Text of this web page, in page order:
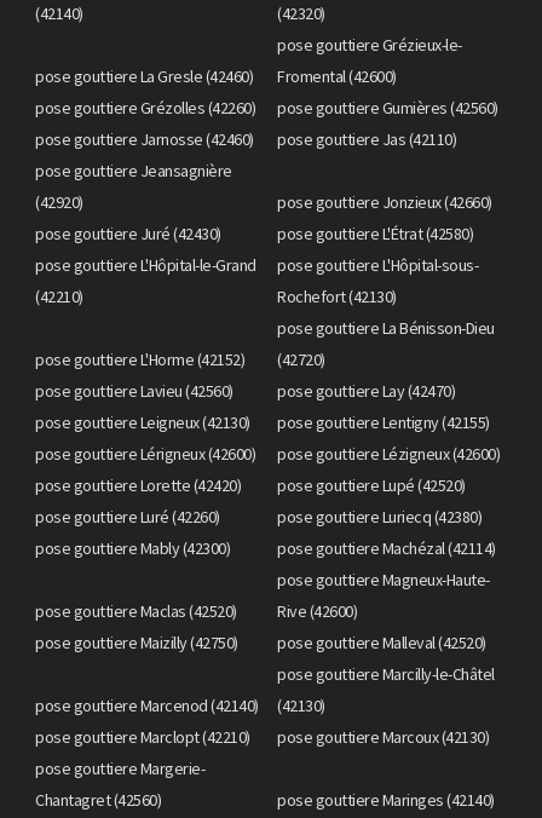
(42140)
(42320)
pose gouttiere La Gresle (42460)
pose gouttiere Grézieux-le-
Fromental (42600)
pose gouttiere Grézolles (42260)
pose gouttiere Gumières (42560)
pose gouttiere Jarnosse (42460)
pose gouttiere Jas (42110)
pose gouttiere Jeansagnière
(42920)
pose gouttiere Jonzieux (42660)
pose gouttiere Juré (42430)
pose gouttiere L'Étrat (42580)
pose gouttiere L'Hôpital-le-Grand
(42210)
pose gouttiere L'Hôpital-sous-
Rochefort (42130)
pose gouttiere L'Horme (42152)
pose gouttiere La Bénisson-Dieu
(42720)
pose gouttiere Lavieu (42560)
pose gouttiere Lay (42470)
pose gouttiere Leigneux (42130)
pose gouttiere Lentigny (42155)
pose gouttiere Lérigneux (42600)
pose gouttiere Lézigneux (42600)
pose gouttiere Lorette (42420)
pose gouttiere Lupé (42520)
pose gouttiere Luré (42260)
pose gouttiere Luriecq (42380)
pose gouttiere Mably (42300)
pose gouttiere Machézal (42114)
pose gouttiere Maclas (42520)
pose gouttiere Magneux-Haute-
Rive (42600)
pose gouttiere Maizilly (42750)
pose gouttiere Malleval (42520)
pose gouttiere Marcenod (42140)
pose gouttiere Marcilly-le-Châtel
(42130)
pose gouttiere Marclopt (42210)
pose gouttiere Marcoux (42130)
pose gouttiere Margerie-
Chantagret (42560)
pose gouttiere Maringes (42140)